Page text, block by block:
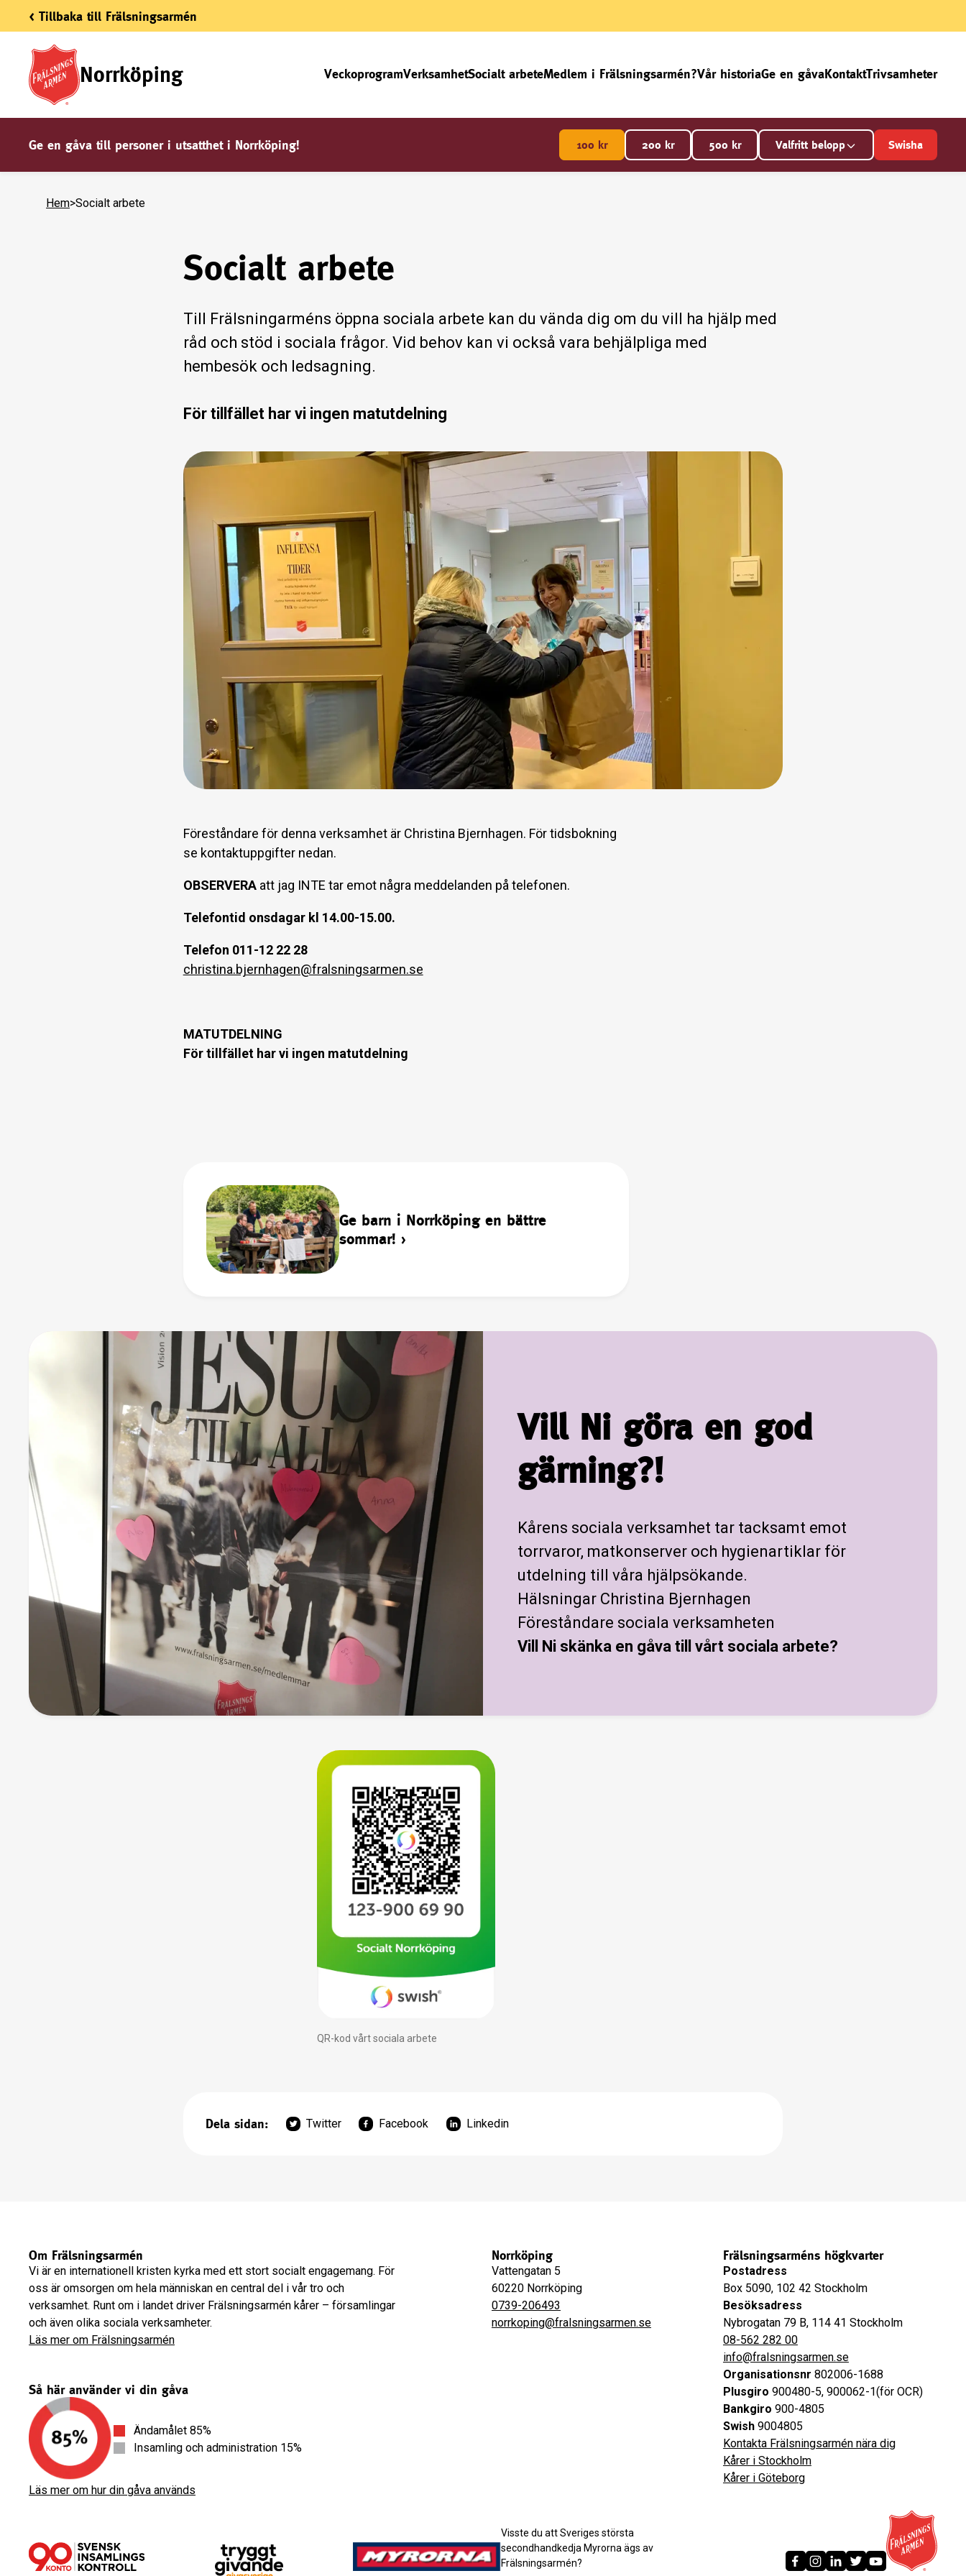
< Tillbaka till Frälsningsarmén
Norrköping VeckoprogramVerksamhetSocialt arbeteMedlem i Frälsningsarmén?Vår historiaGe en gåvaKontaktTrivsamheter
Ge en gåva till personer i utsatthet i Norrköping! 100 kr 200 kr 500 kr Valfritt belopp Swisha
Hem>Socialt arbete
Socialt arbete
Till Frälsningarméns öppna sociala arbete kan du vända dig om du vill ha hjälp med
råd och stöd i sociala frågor. Vid behov kan vi också vara behjälpliga med
hembesök och ledsagning.
För tillfället har vi ingen matutdelning
Föreståndare för denna verksamhet är Christina Bjernhagen. För tidsbokning
se kontaktuppgifter nedan.
OBSERVERAatt jag INTE tar emot några meddelanden på telefonen.
Telefontid onsdagar kl 14.00-15.00.
Telefon 011-12 22 28
christina.bjernhagen@fralsningsarmen.se
MATUTDELNING
För tillfället har vi ingen matutdelning
Ge barn i Norrköping en bättre
sommar! ›
Vill Ni göra en god
gärning?!
Kårens sociala verksamhet tar tacksamt emot
torrvaror, matkonserver och hygienartiklar för
utdelning till våra hjälpsökande.
Hälsningar Christina Bjernhagen
Föreståndare sociala verksamheten
Vill Ni skänka en gåva till vårt sociala arbete?
QR-kod vårt sociala arbete
Dela sidan: Twitter Facebook Linkedin
Om Frälsningsarmén
Vi är en internationell kristen kyrka med ett stort socialt engagemang. För
oss är omsorgen om hela människan en central del i vår tro och
verksamhet. Runt om i landet driver Frälsningsarmén kårer – församlingar
och även olika sociala verksamheter.
Läs mer om Frälsningsarmén
Så här använder vi din gåva
Ändamålet 85%
Insamling och administration 15%
Läs mer om hur din gåva används
Norrköping
Vattengatan 5
60220 Norrköping
0739-206493
norrkoping@fralsningsarmen.se
Frälsningsarméns högkvarter
Postadress
Box 5090, 102 42 Stockholm
Besöksadress
Nybrogatan 79 B, 114 41 Stockholm
08-562 282 00
info@fralsningsarmen.se
Organisationsnr 802006-1688
Plusgiro 900480-5, 900062-1(för OCR)
Bankgiro 900-4805
Swish9004805
Kontakta Frälsningsarmén nära dig
Kårer i Stockholm
Kårer i Göteborg
Visste du att Sveriges största
secondhandkedja Myrorna ägs av
Frälsningsarmén?